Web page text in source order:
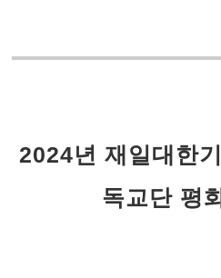
2024년 재일대한
독교단 평